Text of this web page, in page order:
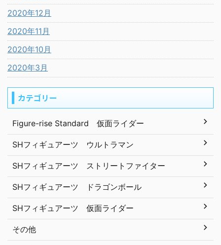
2020年12月
2020年11月
2020年10月
2020年3月
カテゴリー
Figure-rise Standard 仮面ライダー
SHフィギュアーツ ウルトラマン
SHフィギュアーツ ストリートファイター
SHフィギュアーツ ドラゴンボール
SHフィギュアーツ 仮面ライダー
その他